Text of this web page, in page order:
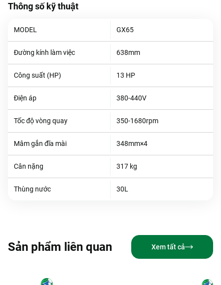
Thông số kỹ thuật
MODEL GX65
Đường kính làm việc 638mm
Công suất (HP) 13 HP
Điện áp 380-440V
Tốc độ vòng quay 350-1680rpm
Mâm gắn đĩa mài 348mm×4
Cân nặng 317 kg
Thùng nước 30L
Sản phẩm liên quan Xem tất cả